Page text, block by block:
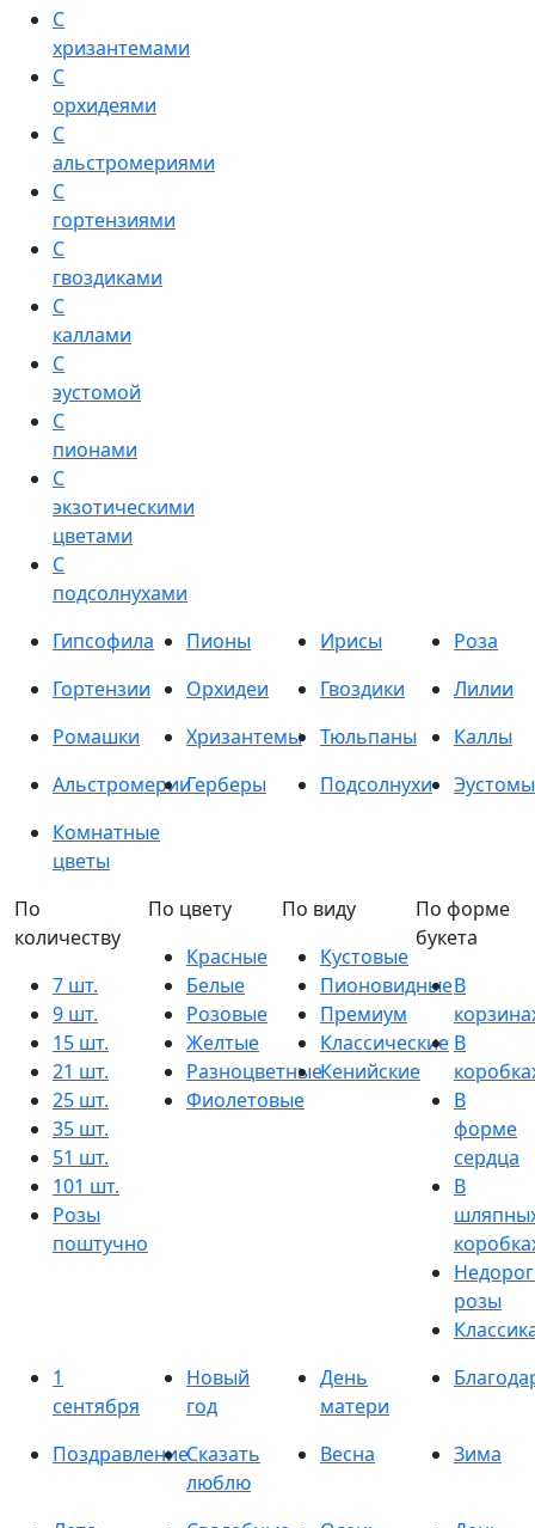
С
хризантемами
С
орхидеями
С
альстромериями
С
гортензиями
С
гвоздиками
С
каллами
С
эустомой
С
пионами
С
экзотическими
цветами
С
подсолнухами
Гипсофила
Пионы Ирисы
Роза
Гортензии
Орхидеи Гвоздики
Лилии
Ромашки
Хризантемы Тюльпаны
Каллы
АльстромерииГерберы Подсолнухи
Эустомы
Комнатные
цветы
По
количеству
7 шт.
9 шт.
15 шт.
21 шт.
25 шт.
35 шт.
51 шт.
101 шт.
Розы
поштучно
По цвету
Красные
Белые
Розовые
Желтые
Разноцветные
Фиолетовые
По виду
Кустовые
Пионовидные
Премиум
Классические
Кенийские
По форме
букета
В
В
В
форме
сердца
В
розы
1
сентября
Новый
год
День
матери
ПоздравлениеСказать
люблю
Весна Зима